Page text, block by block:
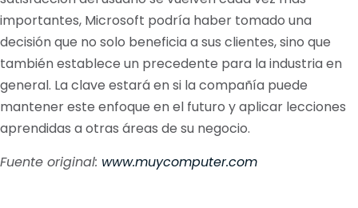
importantes, Microsoft podría haber tomado una
decisión que no solo beneficia a sus clientes, sino que
también establece un precedente para la industria en
general. La clave estará en si la compañía puede
mantener este enfoque en el futuro y aplicar lecciones
aprendidas a otras áreas de su negocio.
Fuente original: www.muycomputer.com